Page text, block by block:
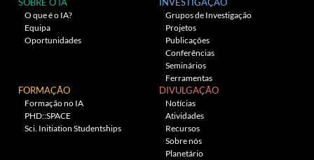
SOBRE O IA
O que é o IA?
Equipa
Oportunidades
INVESTIGAÇÃO
Grupos de Investigação
Projetos
Publicações
Conferências
Seminários
Ferramentas
FORMAÇÃO
Formação no IA
PHD::SPACE
Sci. Initiation Studentships
DIVULGAÇÃO
Notícias
Atividades
Recursos
Sobre nós
Planetário